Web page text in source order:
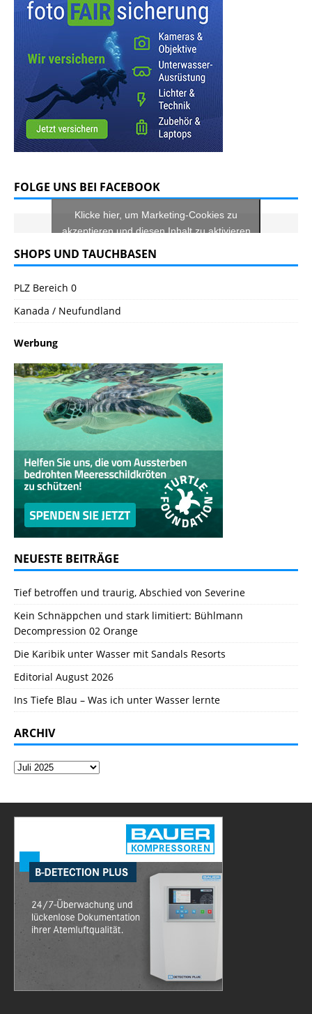
FOLGE UNS BEI FACEBOOK
Klicke hier, um Marketing-Cookies zu
akzeptieren und diesen Inhalt zu aktivieren
SHOPS UND TAUCHBASEN
PLZ Bereich 0
Kanada / Neufundland
Werbung
NEUESTE BEITRÄGE
Tief betroffen und traurig, Abschied von Severine
Kein Schnäppchen und stark limitiert: Bühlmann
Decompression 02 Orange
Die Karibik unter Wasser mit Sandals Resorts
Editorial August 2026
Ins Tiefe Blau – Was ich unter Wasser lernte
ARCHIV